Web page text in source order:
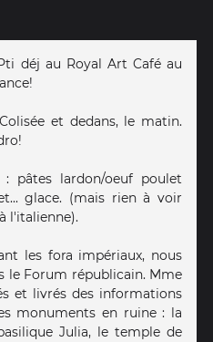
déj au Royal Art Café au
et dedans, le matin.
pâtes lardon/oeuf poulet
glace. (mais rien à voir
l'italienne).
les fora impériaux, nous
le Forum républicain. Mme
et livrés des informations
monuments en ruine : la
Julia, le temple de